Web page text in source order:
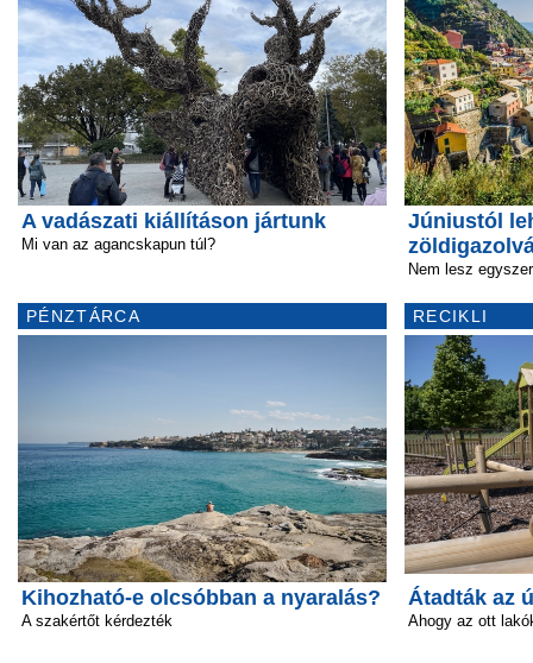
A vadászati kiállításon jártunk
Mi van az agancskapun túl?
PÉNZTÁRCA
Kihozható-e olcsóbban a nyaralás?
A szakértőt kérdezték
Júniustól
Nem lesz
RECIKLI
Átadták az
Ahogy az ott